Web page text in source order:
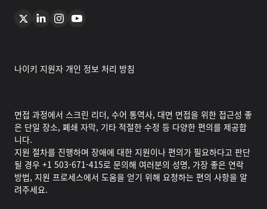
나이키 지원자 개인 정보 처리 방침
면접 과정에서 스크린 리더, 수어 통역사, 대면 면접을 위한 접근성 좋
은 단일 장소, 폐쇄 자막, 기타 적절한 수정 등 다양한 편의를 제공합
니다.
지원 절차를 진행하며 장애에 대한 지원이나 편의가 필요하다고 판단
될 경우 +1 503-671-415로 문의해 여러분의 성명, 가장 좋은 연락
방법, 지원 프로세스에서 도움을 얻기 위해 요청하는 편의 사항을 알
려주세요.